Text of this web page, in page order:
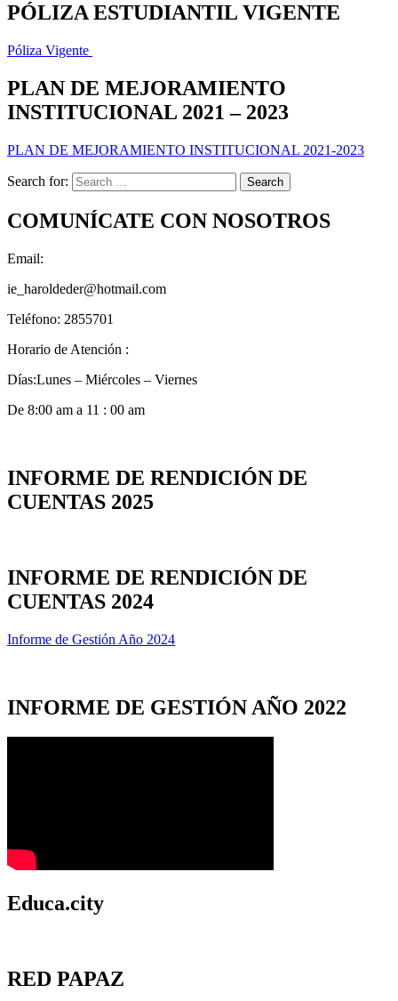
PÓLIZA ESTUDIANTIL VIGENTE
Póliza Vigente
PLAN DE MEJORAMIENTO
INSTITUCIONAL 2021 – 2023
PLAN DE MEJORAMIENTO INSTITUCIONAL 2021-2023
Search for:
COMUNÍCATE CON NOSOTROS
Email:
ie_haroldeder@hotmail.com
Teléfono: 2855701
Horario de Atención :
Días:Lunes – Miércoles – Viernes
De 8:00 am a 11 : 00 am
INFORME DE RENDICIÓN DE
CUENTAS 2025
INFORME DE RENDICIÓN DE
CUENTAS 2024
Informe de Gestión Año 2024
INFORME DE GESTIÓN AÑO 2022
Educa.city
RED PAPAZ